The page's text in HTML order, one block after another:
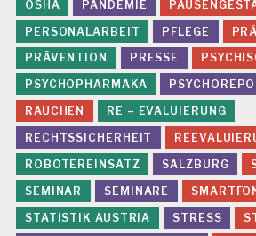
OSHA
PANDEMIE
PERSONALARBEIT
PFLEGE
PRÄVENTION
PRESSE
PSYCHOPHARMAKA
RAUCHEN
RE – EVALUIERUNG
RECHTSSICHERHEIT
ROBOTEREINSATZ
SALZBURG
SEMINAR
SEMINARE
STATISTIK AUSTRIA
STRESS